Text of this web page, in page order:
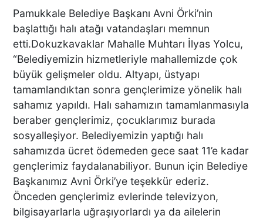
YENİ TEKNOLOJİLERLE
BULUŞTU
DTO’DAN SU VE ENERJİ
VERİMLİLİĞİ EĞİTİMLERİ
DENİZLİ SANAYİSİNDE
VERİMLİLİK ATILIMI
Başkan Ertemur; Makamda
Durmuyor, Sorunları
Yerinde Çözüyor
DTO’DAN İŞLETMELERE
ENERJİ VERİMLİLİĞİ
Pamukkale Belediye Başkanı Avni Örki’nin
başlattığı halı atağı vatandaşları memnun
etti.Dokuzkavaklar Mahalle Muhtarı İlyas Yolcu,
“Belediyemizin hizmetleriyle mahallemizde çok
büyük gelişmeler oldu. Altyapı, üstyapı
tamamlandıktan sonra gençlerimize yönelik halı
sahamız yapıldı. Halı sahamızın tamamlanmasıyla
beraber gençlerimiz, çocuklarımız burada
sosyalleşiyor. Belediyemizin yaptığı halı
sahamızda ücret ödemeden gece saat 11’e kadar
gençlerimiz faydalanabiliyor. Bunun için Belediye
Başkanımız Avni Örki’ye teşekkür ederiz.
Önceden gençlerimiz evlerinde televizyon,
bilgisayarlarla uğraşıyorlardı ya da ailelerin